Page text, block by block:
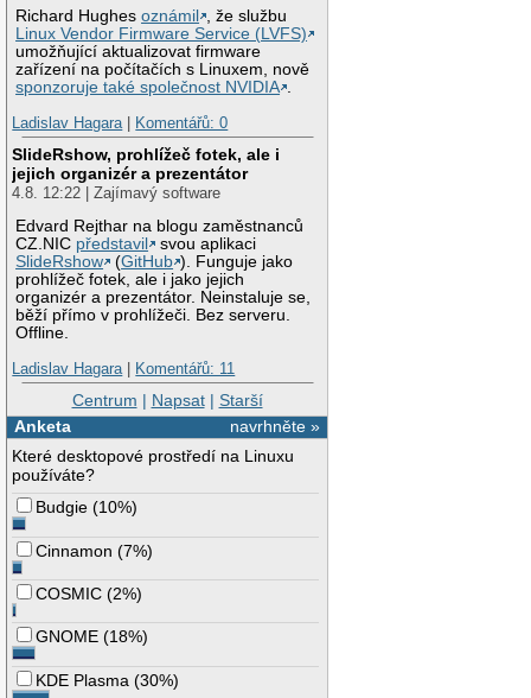
Richard Hughesoznámil
, že službu
Linux Vendor Firmware Service (LVFS)
umožňující aktualizovat firmware
zařízení na počítačích s Linuxem, nově
sponzoruje také společnost NVIDIA .
Ladislav Hagara| Komentářů: 0
SlideRshow, prohlížeč fotek, ale i
jejich organizér a prezentátor
4.8. 12:22 | Zajímavý software
Edvard Rejthar na blogu zaměstnanců
CZ.NIC představil
svou aplikaci
SlideRshow
(GitHub ). Funguje jako
prohlížeč fotek, ale i jako jejich
organizér a prezentátor. Neinstaluje se,
běží přímo v prohlížeči. Bez serveru.
Offline.
Ladislav Hagara| Komentářů: 11
Centrum | Napsat| Starší
navrhněte »
Anketa
Které desktopové prostředí na Linuxu
používáte?
Budgie (10%)
Cinnamon (7%)
COSMIC (2%)
GNOME (18%)
KDE Plasma (30%)